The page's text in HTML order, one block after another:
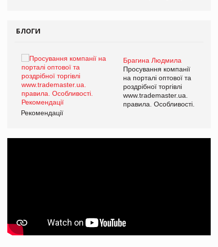
БЛОГИ
Брагина Людмила
Просування компанії
на порталі оптової та
роздрібної торгівлі
www.trademaster.ua.
правила. Особливості.
Рекомендації